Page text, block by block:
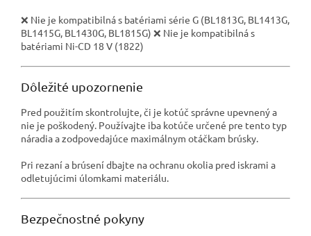
❌ Nie je kompatibilná s batériami série G (BL1813G, BL1413G,
BL1415G, BL1430G, BL1815G) ❌ Nie je kompatibilná s
batériami Ni-CD 18 V (1822)
Dôležité upozornenie
Pred použitím skontrolujte, či je kotúč správne upevnený a
nie je poškodený. Používajte iba kotúče určené pre tento typ
náradia a zodpovedajúce maximálnym otáčkam brúsky.
Pri rezaní a brúsení dbajte na ochranu okolia pred iskrami a
odletujúcimi úlomkami materiálu.
Bezpečnostné pokyny